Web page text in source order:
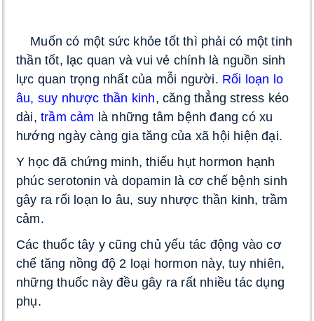
Muốn có một sức khỏe tốt thì phải có một tinh
thần tốt, lạc quan và vui vẻ chính là nguồn sinh
lực quan trọng nhất của mỗi người. Rối loạn lo
âu, suy nhược thần kinh, căng thẳng stress kéo
dài, trầm cảm là những tâm bệnh đang có xu
hướng ngày càng gia tăng của xã hội hiện đại.
Y học đã chứng minh, thiếu hụt hormon hạnh
phúc serotonin và dopamin là cơ chế bệnh sinh
gây ra rối loạn lo âu, suy nhược thần kinh, trầm
cảm.
Các thuốc tây y cũng chủ yếu tác động vào cơ
chế tăng nồng độ 2 loại hormon này, tuy nhiên,
những thuốc này đều gây ra rất nhiều tác dụng
phụ.